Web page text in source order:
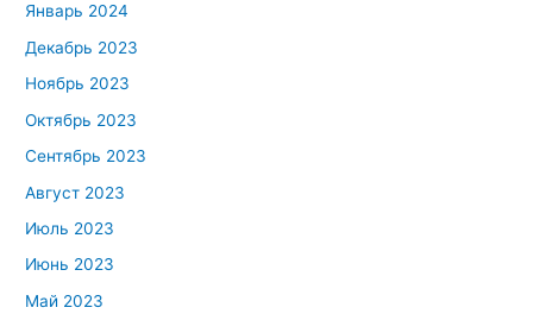
Январь 2024
Декабрь 2023
Ноябрь 2023
Октябрь 2023
Сентябрь 2023
Август 2023
Июль 2023
Июнь 2023
Май 2023